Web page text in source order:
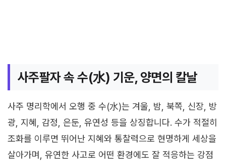
사주팔자 속 수(水) 기운, 양면의 칼날
사주 명리학에서 오행 중 수(水)는 겨울, 밤, 북쪽, 신장, 방
광, 지혜, 감정, 은둔, 유연성 등을 상징합니다. 수가 적절히
조화를 이루면 뛰어난 지혜와 통찰력으로 현명하게 세상을
살아가며, 유연한 사고로 어떤 환경에도 잘 적응하는 강점